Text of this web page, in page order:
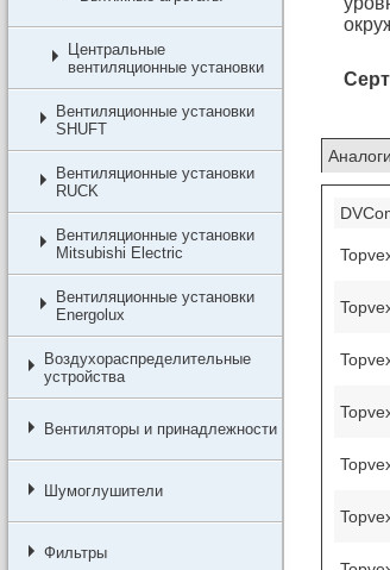
Центральные
вентиляционные установки
Вентиляционные установки
SHUFT
Вентиляционные установки
RUCK
Вентиляционные установки
Mitsubishi Electric
Вентиляционные установки
Energolux
Воздухораспределительные
устройства
Вентиляторы и принадлежности
Шумоглушители
Фильтры